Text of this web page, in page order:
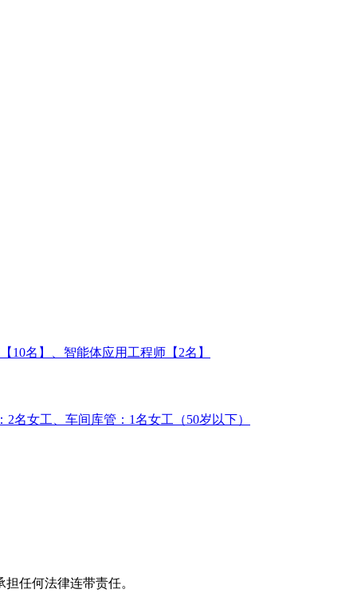
名】、智能体应用工程师【2名】
名女工、车间库管：1名女工（50岁以下）
任何法律连带责任。